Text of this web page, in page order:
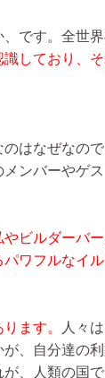
です。全世界
しており、
はなぜなの
ンバーやゲ
ビルダーバ
ワフルなイ
ます。
人々
、自分達の
、人類の国